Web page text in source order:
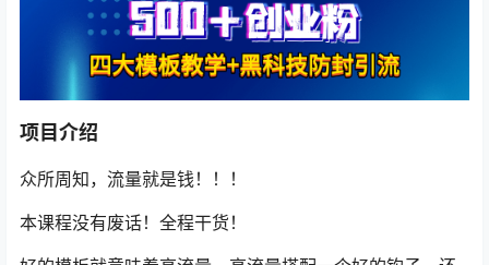
项目介绍
众所周知，流量就是钱！！！
本课程没有废话！全程干货！